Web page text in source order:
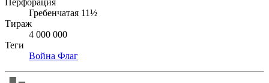
Перфорация
Гребенчатая 11½
Тираж
4 000 000
Теги
Война Флаг